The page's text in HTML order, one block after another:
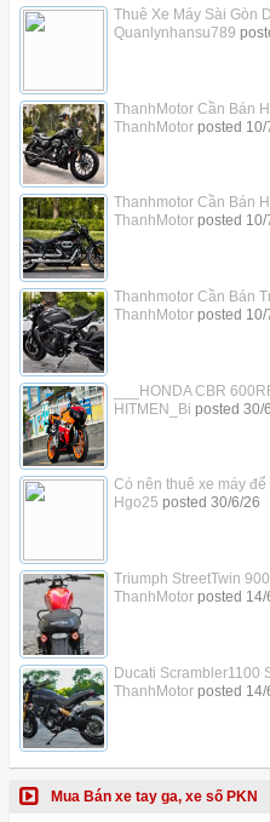
Thuê Xe Máy Sài Gòn
Quanlynhansu789
ThanhMotor Cần Bán
ThanhMotorposted 10/
Thanhmotor Cần Bán
ThanhMotorposted 10/
Thanhmotor Cần Bán
ThanhMotorposted 10/
___HONDA CBR
HITMEN_Bi posted 30/
Có nên thuê xe máy
Hgo25 posted 30/6/26
Triumph StreetTwin
ThanhMotorposted 14/
Ducati Scrambler1100
ThanhMotorposted 14/
Mua Bán xe tay ga, xe số PKN